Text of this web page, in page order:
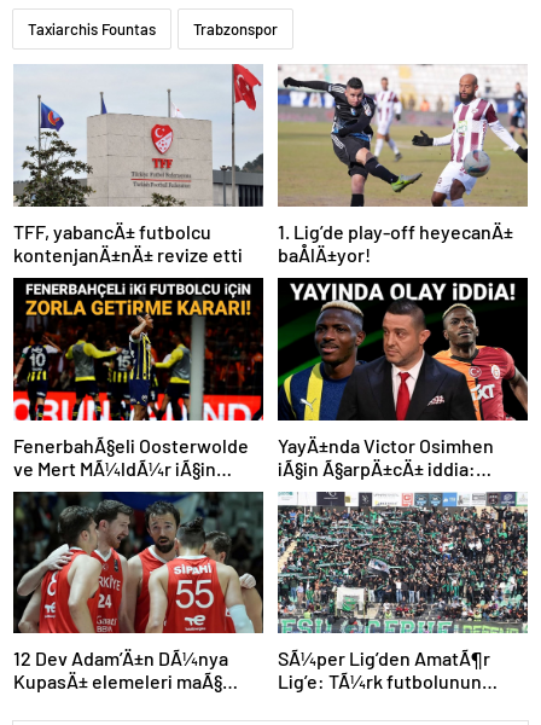
Taxiarchis Fountas Trabzonspor
TFF, yabancÄ± futbolcu
kontenjanÄ±nÄ± revize etti
1. Lig’de play-off heyecanÄ±
baÅlÄ±yor!
FenerbahÃ§eli Oosterwolde
ve Mert MÃ¼ldÃ¼r iÃ§in
olaylÄ± derbi davasÄ±nda
zorla getirme kararÄ±
YayÄ±nda Victor Osimhen
iÃ§in Ã§arpÄ±cÄ± iddia:
“Futbol tarihinin en
bÃ¼yÃ¼k Åoku olur!”
12 Dev Adam’Ä±n DÃ¼nya
KupasÄ± elemeleri maÃ§
SÃ¼per Lig’den AmatÃ¶r
Lig’e: TÃ¼rk futbolunun